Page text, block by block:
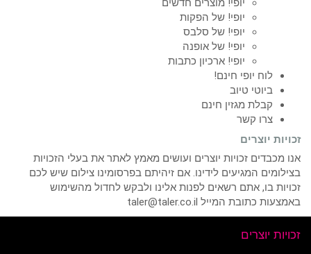
יופי! מוצרים חדשים
יופי! של הפקות
יופי! של סלבס
יופי! של אופנה
יופי! ארכיון כתבות
לוח יופי חינם!
ביוטי טיוב
קבלת מגזין חינם
צרו קשר
זכויות יוצרים
אנו מכבדים זכויות יוצרים ועושים מאמץ לאתר את בעלי הזכויות
בצילומים המגיעים לידינו. אם זיהיתם בפרסומינו צילום שיש לכם
זכויות בו, אתם רשאים לפנות אלינו ולבקש לחדול מהשימוש
באמצעות כתובת המייל taler@taler.co.il
זכויות יוצרים